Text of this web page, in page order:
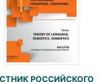
РОССИЙСКОГО